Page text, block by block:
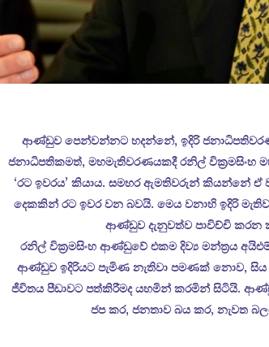
ආණ්ඩුව පෙන්වන්නට හදන්නේ, ඉදිරි
ජනාධිපතිකමත්, මහමැතිවරණයකදී රනිල්
‘රට ඉවරය’ කියාය. සමහර ඇමතිවරුන් කියන්නේ
දෙකකින් රට ඉවර වන බවයි. මෙය වනාහි ඉදිරි
ආණ්ඩුව දැනුවත්ව පාවිච්චි කරන
රනිල් වික්‍රමසිංහ ආණ්ඩුවේ එකම දිව්‍ය මන්ත්‍රය
ආණ්ඩුව ඉදිරියට පැමිණ නැතිවා පමණක් නොව,
ජීවිතය පීඩාවට පත්කිරීමද යහමින් කරමින් සිටියි.
ජප කර, ජනතාව බය කර, නැවත